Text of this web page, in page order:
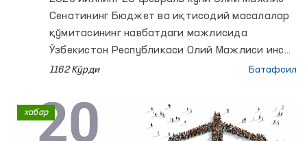
кўриб чиқилди
Сенатининг Бюджет ва иқтисодий масалалар
қўмитасининг навбатдаги мажлисида
Ўзбекистон Республикаси Олий Мажлиси инсон
ҳуқуқлари бўйича вакили (омбудсман)нинг
маърузаси дастлабки тарзда кўриб чиқилди.
1162 Кўрди Батафсил
хабар